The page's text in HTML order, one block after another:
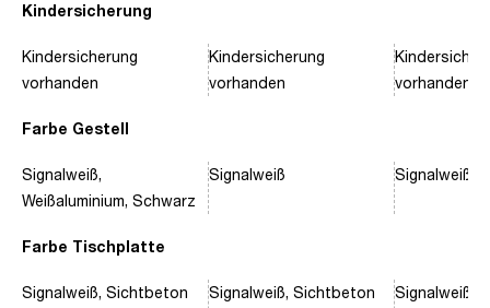
Kindersicherung
Farbe Gestell
Farbe Tischplatte
Kindersicherung
vorhanden
Signalweiß,
Weißaluminium, Schwarz
Signalweiß, Sichtbeton
Kindersicherung
vorhanden
Signalweiß
Signalweiß, Sichtbeton
vorhanden
Signalweiß,
Signalweiß,